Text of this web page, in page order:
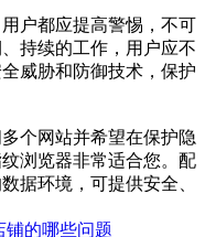
户都应提高警惕，不可
持续的工作，用户应不
威胁和防御技术，保护
个网站并希望在保护隐
浏览器非常适合您。配
据环境，可提供安全、
铺的哪些问题